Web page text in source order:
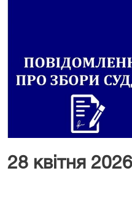
28 квітня